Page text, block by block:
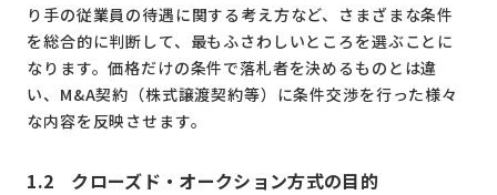
り手の従業員の待遇に関する考え方など、さまざまな条件
を総合的に判断して、最もふさわしいところを選ぶことに
なります。価格だけの条件で落札者を決めるものとは違
い、M&A契約（株式譲渡契約等）に条件交渉を行った様々
な内容を反映させます。
1.2 クローズド・オークション方式の目的